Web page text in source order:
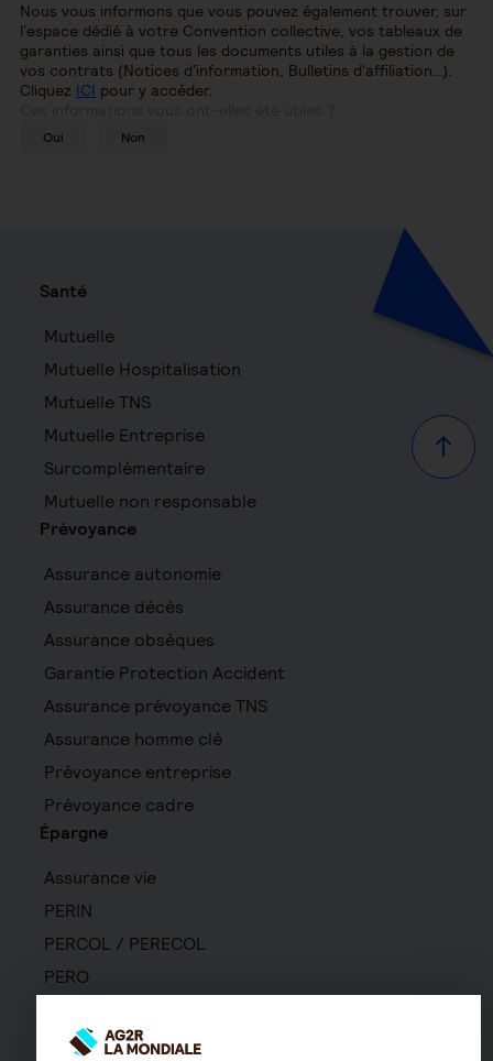
Nous vous informons que vous pouvez également trouver, sur
l'espace dédié à votre Convention collective, vos tableaux de
garanties ainsi que tous les documents utiles à la gestion de
vos contrats (Notices d'information, Bulletins d'affiliation…).
Cliquez ICI pour y accéder.
Oui Non
Haut
Santé
Mutuelle
Mutuelle Hospitalisation
Mutuelle TNS
Mutuelle Entreprise
Surcomplémentaire
Mutuelle non responsable
Prévoyance
Assurance autonomie
Assurance décès
Assurance obsèques
Garantie Protection Accident
Assurance prévoyance TNS
Assurance homme clé
Prévoyance entreprise
Prévoyance cadre
Épargne
Assurance vie
PERIN
PERCOL / PERECOL
PERO
Contrat de capitalisation